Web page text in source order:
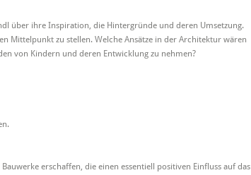
über ihre Inspiration, die Hintergründe und deren Umsetzung.
Mittelpunkt zu stellen. Welche Ansätze in der Architektur wären
von Kindern und deren Entwicklung zu nehmen?
erschaffen, die einen essentiell positiven Einfluss auf das